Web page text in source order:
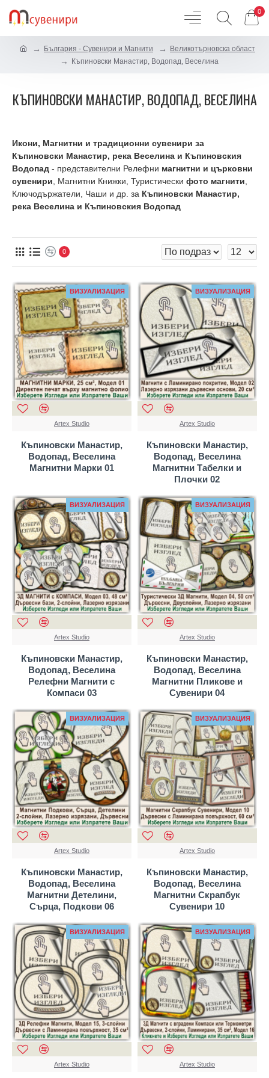
0
България - Сувенири и Магнити
Великотърновска област
Къпиновски Манастир, Водопад, Веселина
КЪПИНОВСКИ МАНАСТИР, ВОДОПАД, ВЕСЕЛИНА
Икони, Магнитни и традиционни сувенири за
Къпиновски Манастир, река Веселина и Къпиновския
Водопад - представителни Релефни магнитни и църковни
сувенири , Магнитни Книжки, Туристически фото магнити
Ключодържатели, Чаши и др. за Къпиновски Манастир,
река Веселина и Къпиновския Водопад
0
ВИЗУАЛИЗАЦИЯ
Artex Studio
Къпиновски Манастир,
Водопад, Веселина
Магнитни Марки 01
ВИЗУАЛИЗАЦИЯ
Artex Studio
Къпиновски Манастир,
Водопад, Веселина
Магнитни Табелки и
Плочки 02
ВИЗУАЛИЗАЦИЯ
Artex Studio
Къпиновски Манастир,
Водопад, Веселина
Релефни Магнити с
Компаси 03
ВИЗУАЛИЗАЦИЯ
Artex Studio
Къпиновски Манастир,
Водопад, Веселина
Магнитни Пликове и
Сувенири 04
ВИЗУАЛИЗАЦИЯ
Artex Studio
Къпиновски Манастир,
Водопад, Веселина
Магнитни Детелини,
Сърца, Подкови 06
ВИЗУАЛИЗАЦИЯ
Artex Studio
Къпиновски Манастир,
Водопад, Веселина
Магнитни Скрапбук
Сувенири 10
ВИЗУАЛИЗАЦИЯ
Artex Studio
ВИЗУАЛИЗАЦИЯ
Artex Studio